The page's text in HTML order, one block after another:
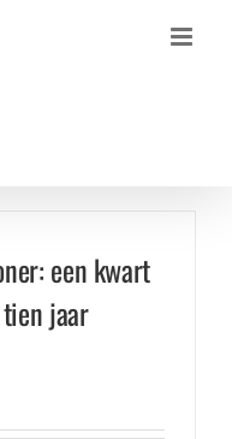
een kwart
jaar